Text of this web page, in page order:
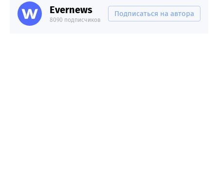
Evernews
8090 подписчиков
Подписаться на автора